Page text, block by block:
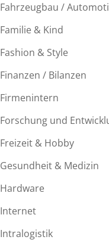
Fahrzeugbau /
Familie & Kind
Fashion & Style
Finanzen / Bilanzen
Firmenintern
Forschung und
Freizeit & Hobby
Gesundheit & Medizin
Hardware
Internet
Intralogistik